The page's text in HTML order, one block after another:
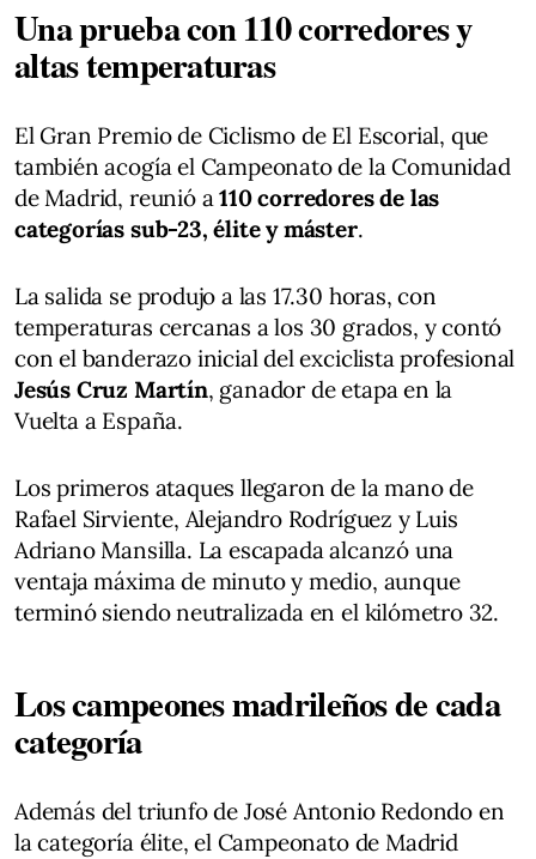
Una prueba con 110 corredores y
altas temperaturas
El Gran Premio de Ciclismo de El Escorial, que
también acogía el Campeonato de la Comunidad
de Madrid, reunió a110 corredores de las
categorías sub-23, élite y máster.
La salida se produjo a las 17.30 horas, con
temperaturas cercanas a los 30 grados, y contó
con el banderazo inicial del exciclista profesional
Jesús Cruz Martín, ganador de etapa en la
Vuelta a España.
Los primeros ataques llegaron de la mano de
Rafael Sirviente, Alejandro Rodríguez y Luis
Adriano Mansilla. La escapada alcanzó una
ventaja máxima de minuto y medio, aunque
terminó siendo neutralizada en el kilómetro 32.
Los campeones madrileños de cada
categoría
Además del triunfo de José Antonio Redondo en
la categoría élite, el Campeonato de Madrid